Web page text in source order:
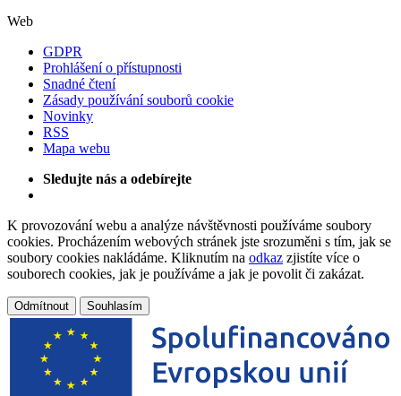
Web
GDPR
Prohlášení o přístupnosti
Snadné čtení
Zásady používání souborů cookie
Novinky
RSS
Mapa webu
Sledujte nás a odebírejte
K provozování webu a analýze návštěvnosti používáme soubory
cookies. Procházením webových stránek jste srozuměni s tím, jak se
soubory cookies nakládáme. Kliknutím na odkaz zjistíte více o
souborech cookies, jak je používáme a jak je povolit či zakázat.
Odmítnout Souhlasím